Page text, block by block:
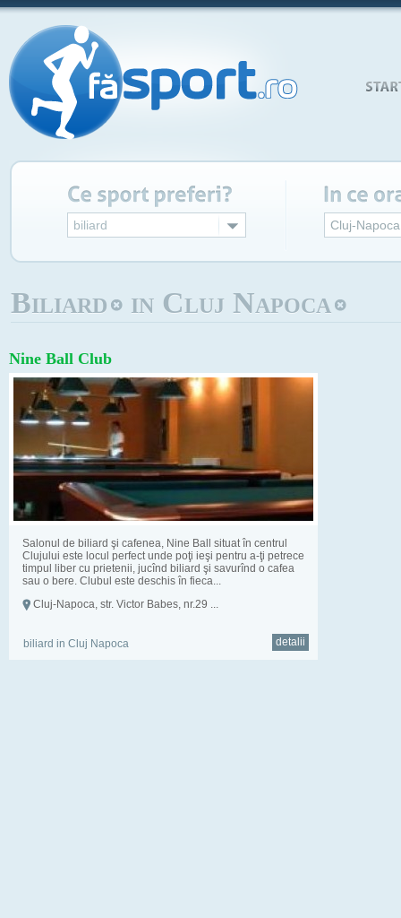
biliard Cluj-Napoca
Biliard in Cluj Napoca
Nine Ball Club
Salonul de biliard şi cafenea, Nine Ball situat în centrul
Clujului este locul perfect unde poţi ieşi pentru a-ţi petrece
timpul liber cu prietenii, jucînd biliard şi savurînd o cafea
sau o bere. Clubul este deschis în fieca...
Cluj-Napoca, str. Victor Babes, nr.29 ...
biliard in Cluj Napoca detalii